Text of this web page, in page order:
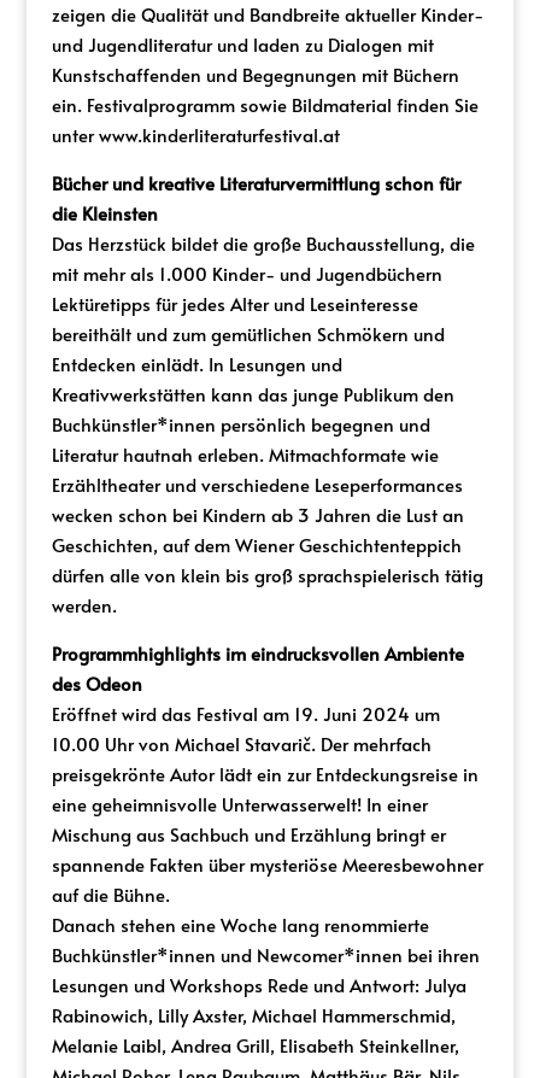
zeigen die Qualität und Bandbreite aktueller Kinder-
und Jugendliteratur und laden zu Dialogen mit
Kunstschaffenden und Begegnungen mit Büchern
ein. Festivalprogramm sowie Bildmaterial finden Sie
unter www.kinderliteraturfestival.at
Bücher und kreative Literaturvermittlung schon für
die Kleinsten
Das Herzstück bildet die große Buchausstellung, die
mit mehr als 1.000 Kinder- und Jugendbüchern
Lektüretipps für jedes Alter und Leseinteresse
bereithält und zum gemütlichen Schmökern und
Entdecken einlädt. In Lesungen und
Kreativwerkstätten kann das junge Publikum den
Buchkünstler*innen persönlich begegnen und
Literatur hautnah erleben. Mitmachformate wie
Erzähltheater und verschiedene Leseperformances
wecken schon bei Kindern ab 3 Jahren die Lust an
Geschichten, auf dem Wiener Geschichtenteppich
dürfen alle von klein bis groß sprachspielerisch tätig
werden.
Programmhighlights im eindrucksvollen Ambiente
des Odeon
Eröffnet wird das Festival am 19. Juni 2024 um
10.00 Uhr von Michael Stavarič. Der mehrfach
preisgekrönte Autor lädt ein zur Entdeckungsreise in
eine geheimnisvolle Unterwasserwelt! In einer
Mischung aus Sachbuch und Erzählung bringt er
spannende Fakten über mysteriöse Meeresbewohner
auf die Bühne.
Danach stehen eine Woche lang renommierte
Buchkünstler*innen und Newcomer*innen bei ihren
Lesungen und Workshops Rede und Antwort: Julya
Rabinowich, Lilly Axster, Michael Hammerschmid,
Melanie Laibl, Andrea Grill, Elisabeth Steinkellner,